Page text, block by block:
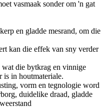
vasmaak sonder om 'n gat
en gladde mesrand, om die
kan die effek van sny verder
die bytkrag en vinnige
is in houtmateriale.
vorm en tegnologie word
duidelike draad, gladde